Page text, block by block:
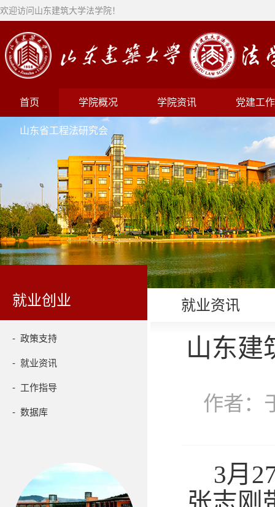
欢迎访问山东建筑大学法学院！
首页 学院概况 学院资讯 党建工作
山东省工程法研究会
就业创业
- 政策支持
- 就业资讯
- 工作指导
- 数据库
就业资讯
山东建
作者
3月